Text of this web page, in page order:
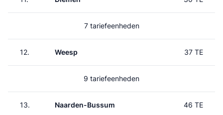
7 tariefeenheden
12. Weesp 37 TE
9 tariefeenheden
13. Naarden-Bussum 46 TE